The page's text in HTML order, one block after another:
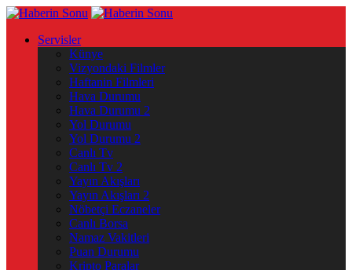
Servisler
Künye
Vizyondaki Filmler
Haftanin Filmleri
Hava Durumu
Hava Durumu 2
Yol Durumu
Yol Durumu 2
Canlı Tv
Canlı Tv 2
Yayın Akışları
Yayın Akışları 2
Nöbetçi Eczaneler
Canlı Borsa
Namaz Vakitleri
Puan Durumu
Kripto Paralar